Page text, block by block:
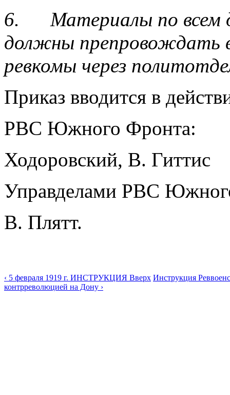
6. Материалы по всем
должны препровождать
ревкомы через
Приказ вводится в
РВС Южного Фронта:
Ходоровский, В. Гиттис
Управделами РВС
В. Плятт.
‹ 5 февраля 1919 г. ИНСТРУКЦИЯ Вверх Инструкция
контрреволюцией на Дону ›